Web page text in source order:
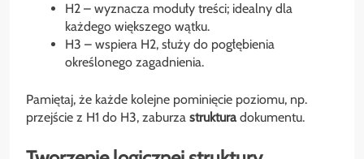
H2 – wyznacza moduły treści; idealny dla
każdego większego wątku.
H3 – wspiera H2, służy do pogłębienia
określonego zagadnienia.
Pamiętaj, że każde kolejne pominięcie poziomu, np.
przejście z H1 do H3, zaburza strukturadokumentu.